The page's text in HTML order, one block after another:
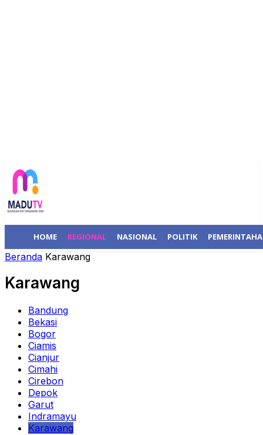
HOME REGIONAL NASIONAL POLITIK
Beranda Karawang
Karawang
Bandung
Bekasi
Bogor
Ciamis
Cianjur
Cimahi
Cirebon
Depok
Garut
Indramayu
Karawang